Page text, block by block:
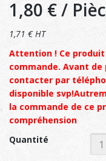
1,80 €/
1,71 € HT
Attention ! Ce produit
commande. Avant
contacter par
disponible
la commande de ce
compréhension
Quantité